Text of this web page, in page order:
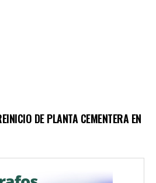
DE PLANTA CEMENTERA EN